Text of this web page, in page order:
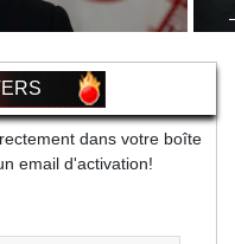
dans votre boîte
email d'activation!